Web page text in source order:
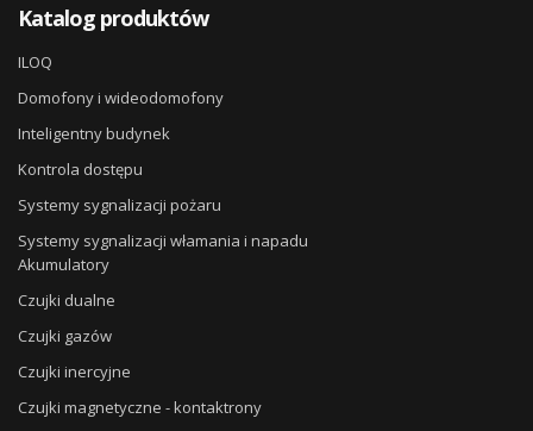
Katalog produktów
ILOQ
Domofony i wideodomofony
Inteligentny budynek
Kontrola dostępu
Systemy sygnalizacji pożaru
Systemy sygnalizacji włamania i napadu
Akumulatory
Czujki dualne
Czujki gazów
Czujki inercyjne
Czujki magnetyczne - kontaktrony